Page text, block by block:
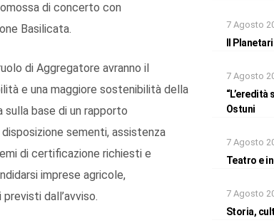
di concerto con
Basilicata.
di Aggregatore avranno il
e una maggiore sostenibilità della
base di un rapporto
sementi, assistenza
di certificazione richiesti e
imprese agricole,
dall’avviso.
7 Agosto
Il
7 Agosto
Ostuni
7 Agosto
Teatro e
7 Agosto
Storia,